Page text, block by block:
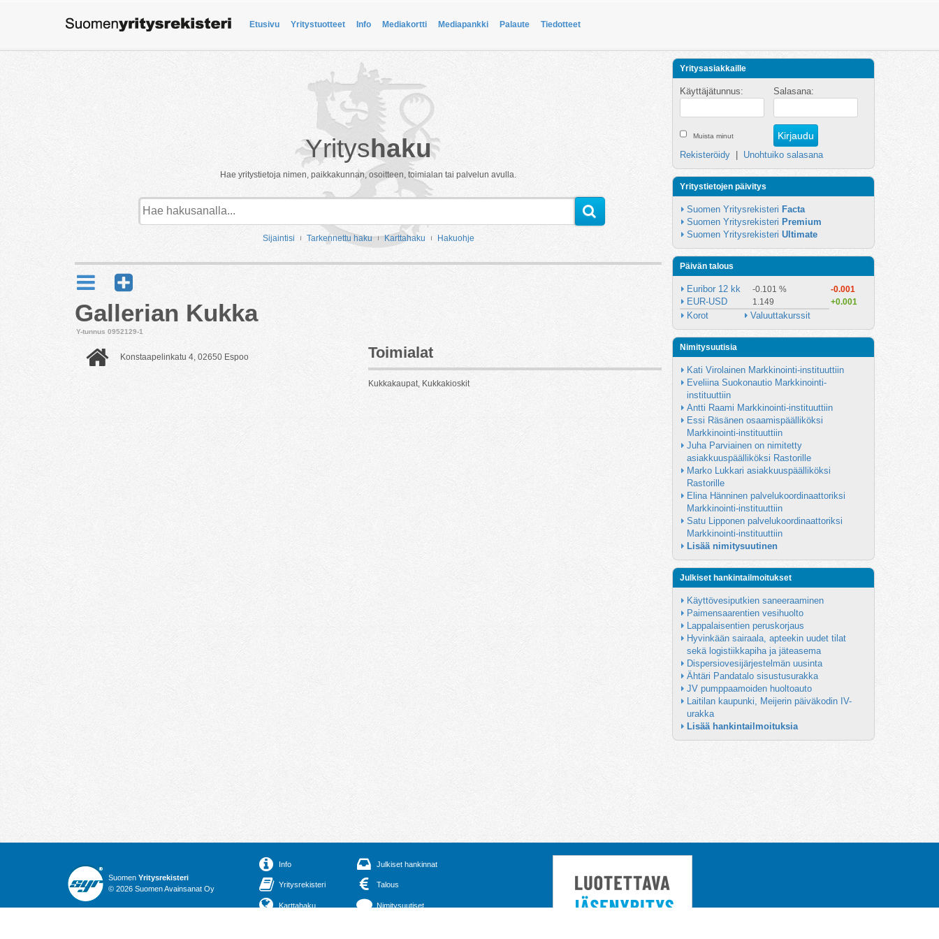
Etusivu Yritystuotteet Info Mediakortti Mediapankki Palaute Tiedotteet
Yrityshaku
Hae yritystietoja nimen, paikkakunnan, osoitteen, toimialan tai palvelun avulla.
Sijaintisi Tarkennettu haku Karttahaku Hakuohje
Gallerian Kukka
Y-tunnus 0952129-1
Konstaapelinkatu 4, 02650 Espoo Toimialat
Kukkakaupat, Kukkakioskit
Yritysasiakkaille
Käyttäjätunnus: Salasana:
Muista minut
Rekisteröidy Unohtuiko salasana
Yritystietojen päivitys
Suomen Yritysrekisteri Facta
Suomen Yritysrekisteri Premium
Suomen Yritysrekisteri Ultimate
Päivän talous
Euribor 12 kk -0.101 % -0.001
EUR-USD 1.149 +0.001
Korot Valuuttakurssit
Nimitysuutisia
Kati Virolainen Markkinointi-instituuttiin
Eveliina Suokonautio Markkinointi-
instituuttiin
Antti Raami Markkinointi-instituuttiin
Essi Räsänen osaamispäälliköksi
Markkinointi-instituuttiin
Juha Parviainen on nimitetty
asiakkuuspäälliköksi Rastorille
Marko Lukkari asiakkuuspäälliköksi
Rastorille
Elina Hänninen palvelukoordinaattoriksi
Markkinointi-instituuttiin
Satu Lipponen palvelukoordinaattoriksi
Markkinointi-instituuttiin
Lisää nimitysuutinen
Julkiset hankintailmoitukset
Käyttövesiputkien saneeraaminen
Paimensaarentien vesihuolto
Lappalaisentien peruskorjaus
Hyvinkään sairaala, apteekin uudet tilat
sekä logistiikkapiha ja jäteasema
Dispersiovesijärjestelmän uusinta
Ähtäri Pandatalo sisustusurakka
JV pumppaamoiden huoltoauto
Laitilan kaupunki, Meijerin päiväkodin IV-
urakka
Lisää hankintailmoituksia
Suomen Yritysrekisteri
© 2026 Suomen Avainsanat Oy
Info
Yritysrekisteri
Karttahaku
Julkiset hankinnat
Talous
Nimitysuutiset